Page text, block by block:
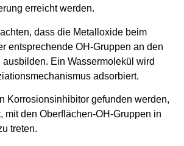
erreicht werden.
dass die Metalloxide beim
entsprechende OH-Gruppen an den
ausbilden. Ein Wassermolekül wird
adsorbiert.
Korrosionsinhibitor gefunden werden,
mit den Oberflächen-OH-Gruppen in
treten.